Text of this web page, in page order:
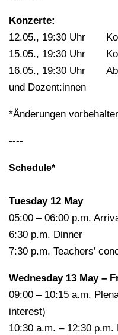
Konzerte:
12.05., 19:30 Uhr
15.05., 19:30 Uhr
16.05., 19:30 Uhr
und Dozent:innen
*Änderungen
----
Schedule*
Tuesday 12 May
05:00 – 06:00 p.m.
6:30 p.m. Dinner
7:30 p.m. Teachers’
Wednesday 13 May –
09:00 – 10:15 a.m.
interest)
10:30 a.m. – 12:30